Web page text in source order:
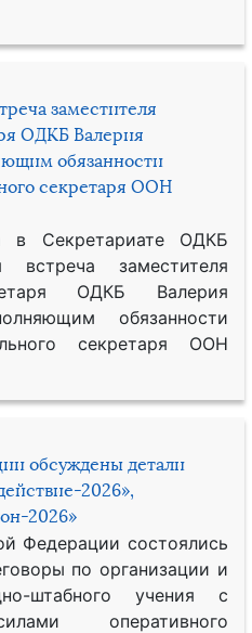
заместителя
ОДКБ Валерия
обязанности
секретаря ООН
Секретариате ОДКБ
встреча заместителя
ОДКБ Валерия
обязанности
секретаря ООН
обсуждены детали
2026»,
2026»
Федерации состоялись
по организации и
штабного учения с
оперативного